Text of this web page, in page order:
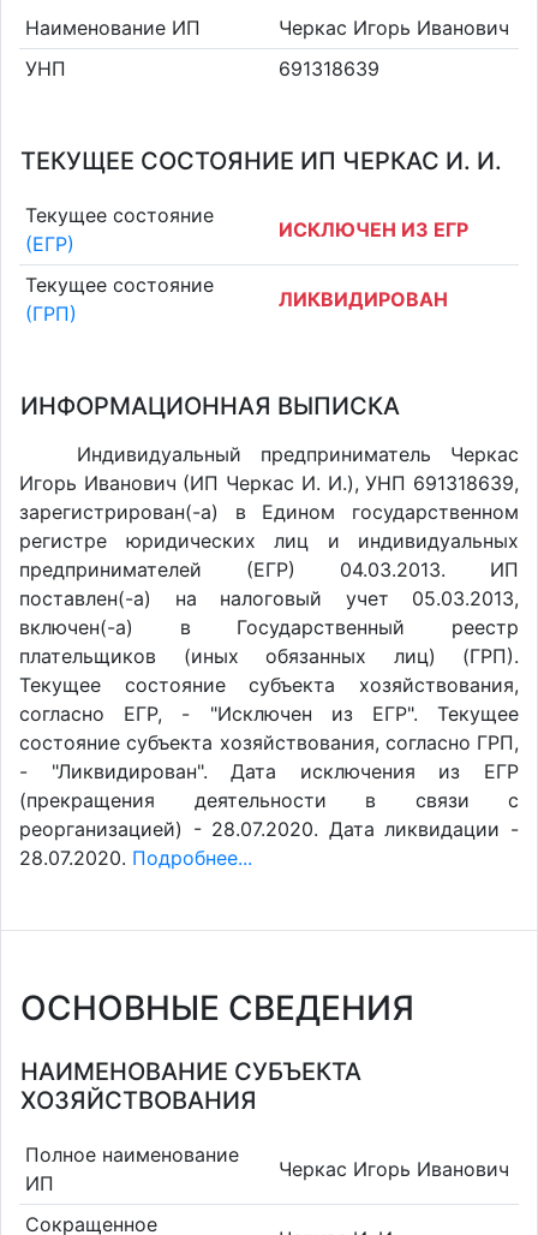
Наименование ИП
Черкас Игорь Иванович
УНП
691318639
ТЕКУЩЕЕ СОСТОЯНИЕ ИП ЧЕРКАС И. И.
Текущее состояние
(ЕГР)
ИСКЛЮЧЕН ИЗ ЕГР
Текущее состояние
(ГРП)
ЛИКВИДИРОВАН
ИНФОРМАЦИОННАЯ ВЫПИСКА
Индивидуальный предприниматель Черкас
Игорь Иванович (ИП Черкас И. И.), УНП 691318639,
зарегистрирован(-а) в Едином государственном
регистре юридических лиц и индивидуальных
предпринимателей (ЕГР) 04.03.2013. ИП
поставлен(-a) на налоговый учет 05.03.2013,
включен(-a) в Государственный реестр
плательщиков (иных обязанных лиц) (ГРП).
Текущее состояние субъекта хозяйствования,
согласно ЕГР, - "Исключен из ЕГР". Текущее
состояние субъекта хозяйствования, согласно ГРП,
- "Ликвидирован". Дата исключения из ЕГР
(прекращения деятельности в связи с
реорганизацией) - 28.07.2020. Дата ликвидации -
28.07.2020. Подробнее...
ОСНОВНЫЕ СВЕДЕНИЯ
НАИМЕНОВАНИЕ СУБЪЕКТА
ХОЗЯЙСТВОВАНИЯ
Полное наименование
ИП
Черкас Игорь Иванович
Сокращенное